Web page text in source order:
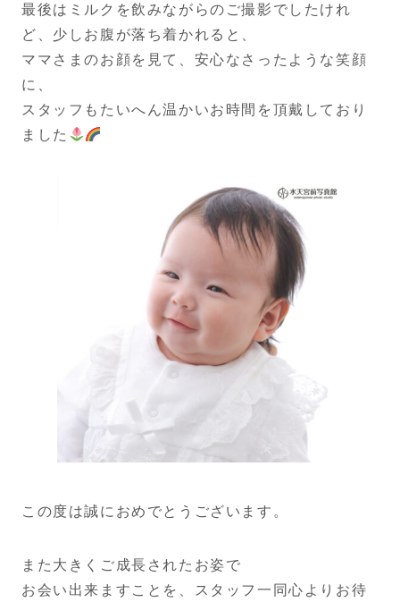
最後はミルクを飲みながらのご撮影でしたけれ
ど、少しお腹が落ち着かれると、
ママさまのお顔を見て、安心なさったような笑顔
に、
スタッフもたいへん温かいお時間を頂戴しており
ました
この度は誠におめでとうございます。
また大きくご成長されたお姿で
お会い出来ますことを、スタッフ一同心よりお待